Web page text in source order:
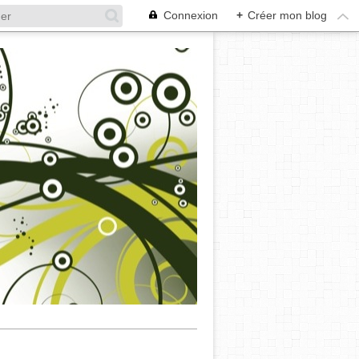
Connexion + Créer mon blog